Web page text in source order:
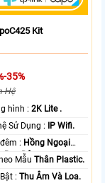
Kit
35%
Hệ
hình :2K Lite .
🌠 Công Nghệ Sử Dụng : IP Wifi.
🔴 Xem ban đêm : Hồng Ngoại
Ban Ðêm.
MẫuThân Plastic.
️☣️ Điểm Nỗi Bật :Thu Âm Và Loa.